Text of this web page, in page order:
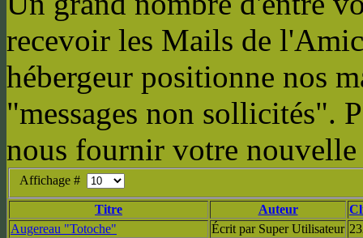
recevoir les Mails de
hébergeur positionne nos
"messages non sollicités".
nous fournir votre nouvelle
Affichage #
Titre Auteur
Augereau "Totoche"
Écrit par Super Utilisateur